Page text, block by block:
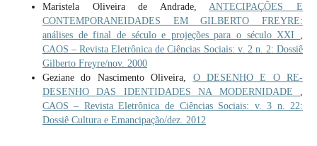
Maristela Oliveira de Andrade, ANTECIPAÇÕES E
CONTEMPORANEIDADES EM GILBERTO FREYRE:
análises de final de século e projeções para o século XXI
CAOS – Revista Eletrônica de Ciências Sociais: v. 2 n. 2: Dossiê
Gilberto Freyre/nov. 2000
Geziane do Nascimento Oliveira, O DESENHO E O RE-
DESENHO DAS IDENTIDADES NA MODERNIDADE
CAOS – Revista Eletrônica de Ciências Sociais: v. 3 n. 22:
Dossiê Cultura e Emancipação/dez. 2012